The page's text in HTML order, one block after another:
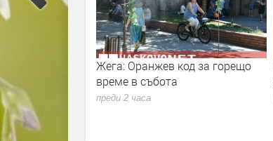
евро през
Жега: Оранжев код за горещо
време в събота
преди 2 часа